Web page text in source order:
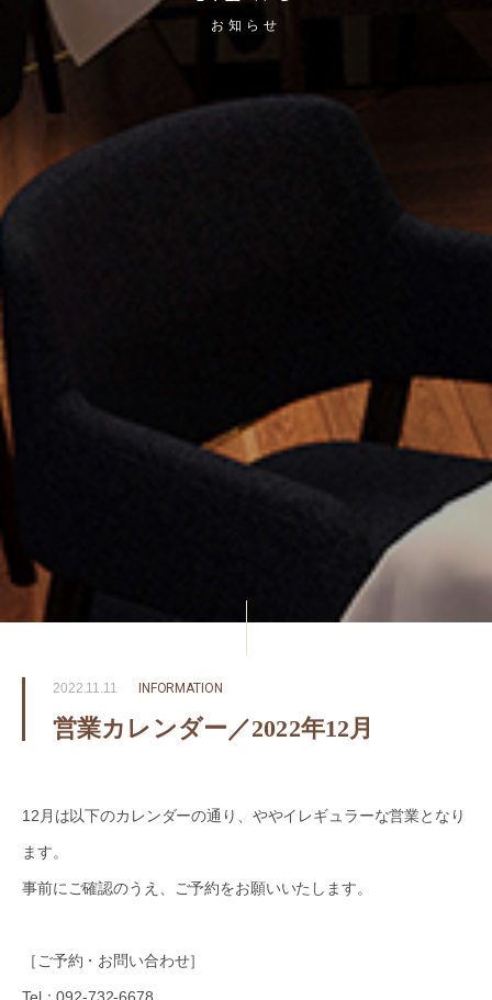
2022.11.11 INFORMATION
営業カレンダー／2022年12月
12月は以下のカレンダーの通り、ややイレギュラーな営業となり
ます。
事前にご確認のうえ、ご予約をお願いいたします。
［ご予約・お問い合わせ］